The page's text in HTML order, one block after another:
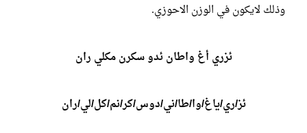
وذلك لايكون في الوزن الاحوزي.
ئزري أغ واطان ئدو سكرن مكلي ران
ئز/ري/ياغ/وا/طا/ني/دوس/كر/نم/كل/لي/ران